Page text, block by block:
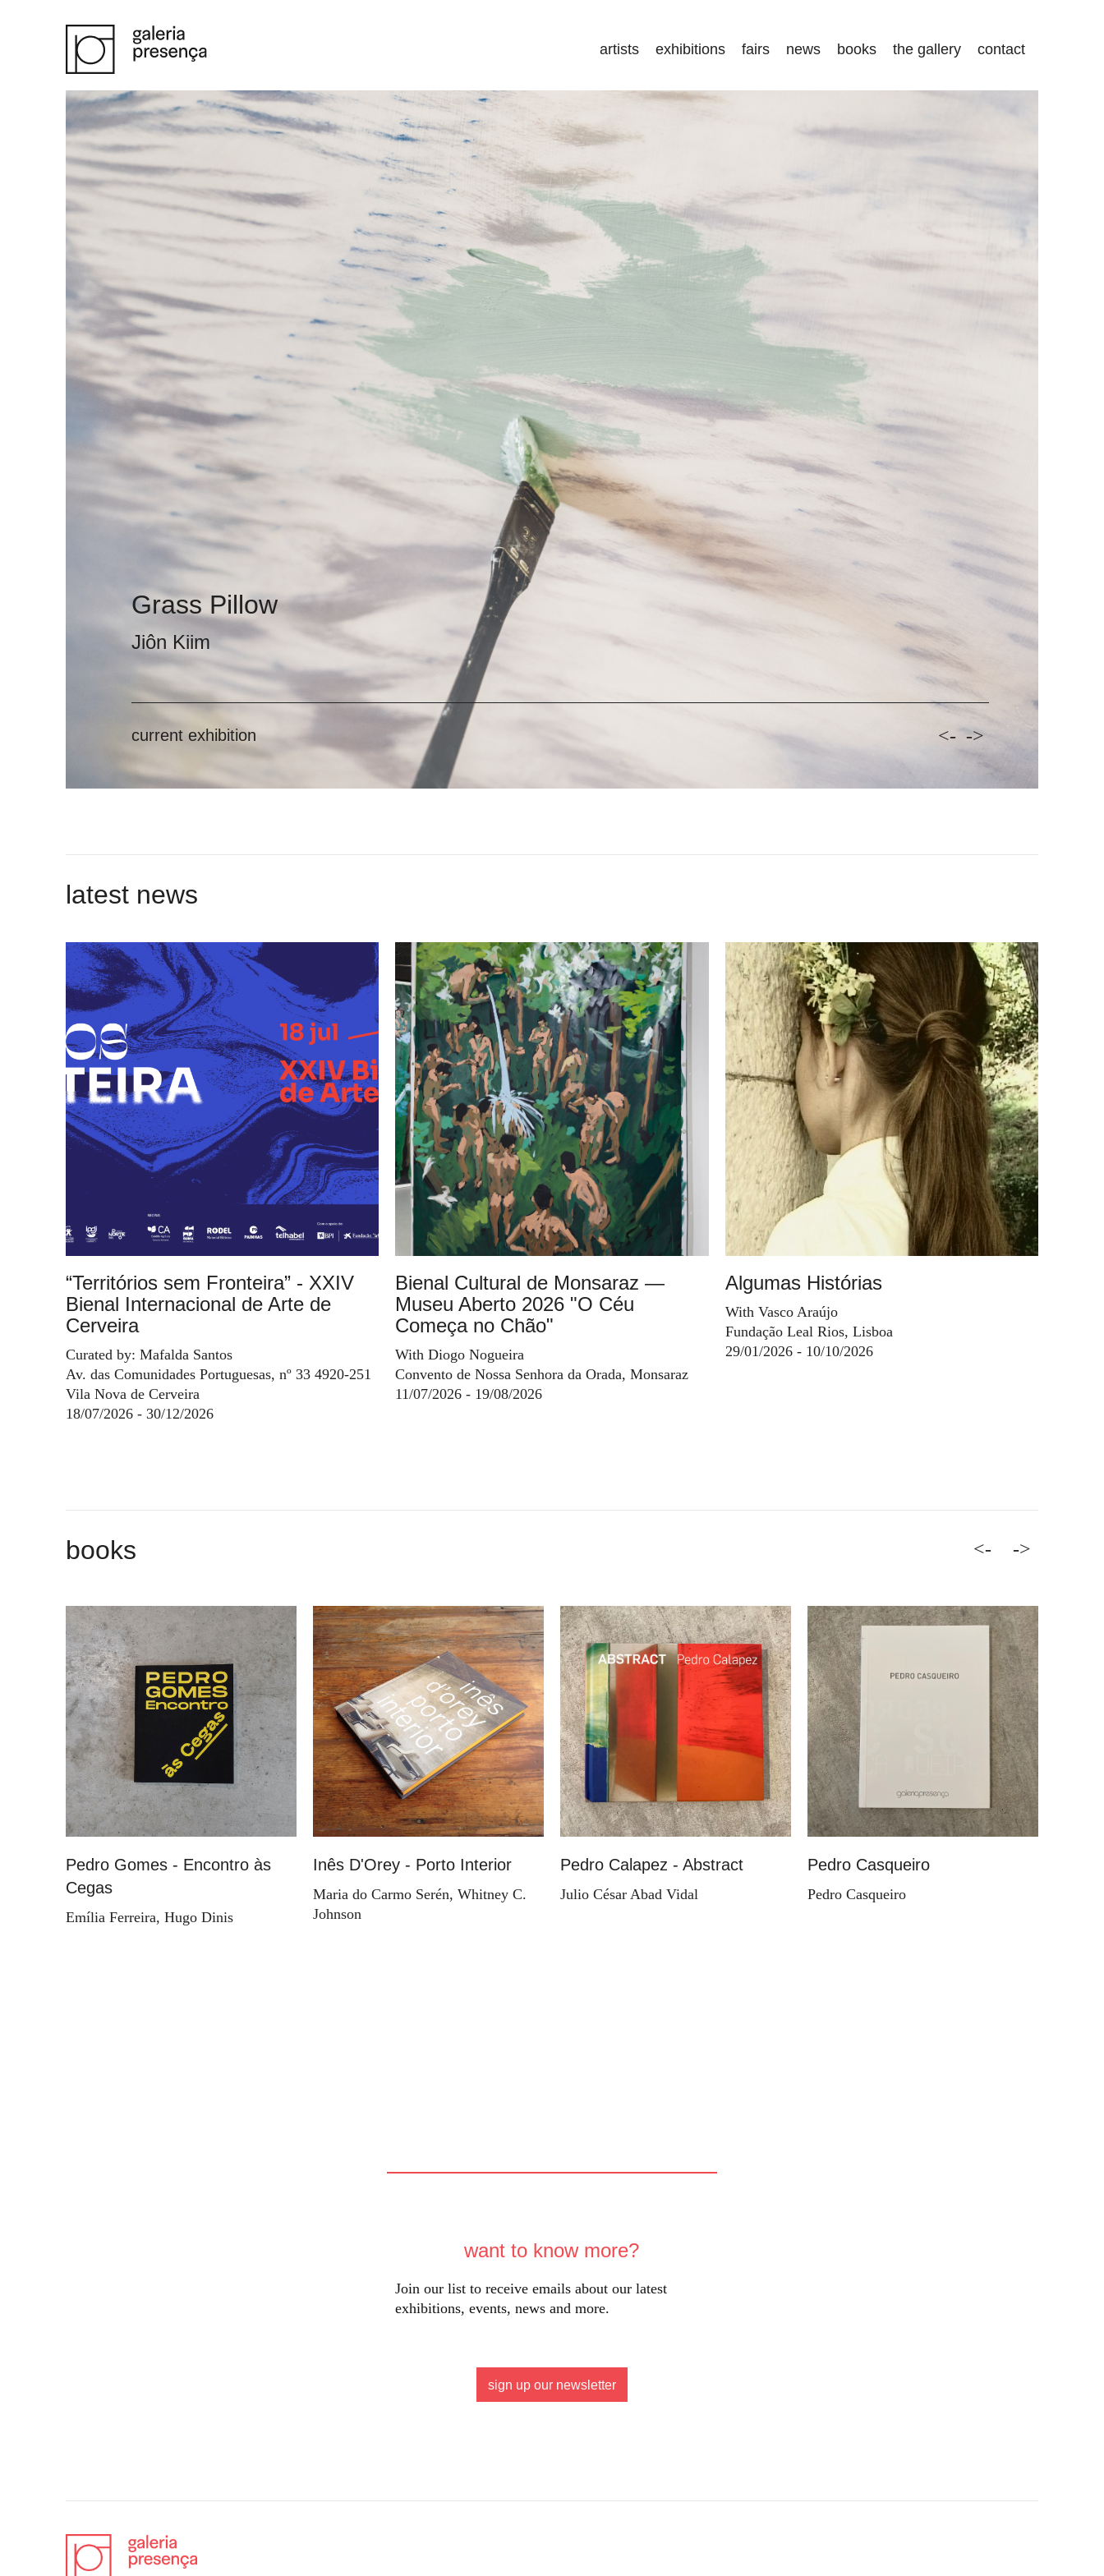
artists exhibitions fairs news books the gallery contact
Grass Pillow
Jiôn Kiim
current exhibition <- ->
latest news
“Territórios sem Fronteira” - XXIV
Bienal Internacional de Arte de
Cerveira
Curated by: Mafalda Santos
Av. das Comunidades Portuguesas, nº 33 4920-251
Vila Nova de Cerveira
18/07/2026 - 30/12/2026
Bienal Cultural de Monsaraz —
Museu Aberto 2026 "O Céu
Começa no Chão"
With Diogo Nogueira
Convento de Nossa Senhora da Orada, Monsaraz
11/07/2026 - 19/08/2026
Algumas Histórias
With Vasco Araújo
Fundação Leal Rios, Lisboa
29/01/2026 - 10/10/2026
books <-
Pedro Gomes - Encontro às
Cegas
Emília Ferreira, Hugo Dinis
Inês D'Orey - Porto Interior
Maria do Carmo Serén, Whitney C.
Johnson
Pedro Calapez - Abstract
Julio César Abad Vidal
Pedro Casqueiro
Pedro Casqueiro
->
want to know more?
Join our list to receive emails about our latest
exhibitions, events, news and more.
sign up our newsletter